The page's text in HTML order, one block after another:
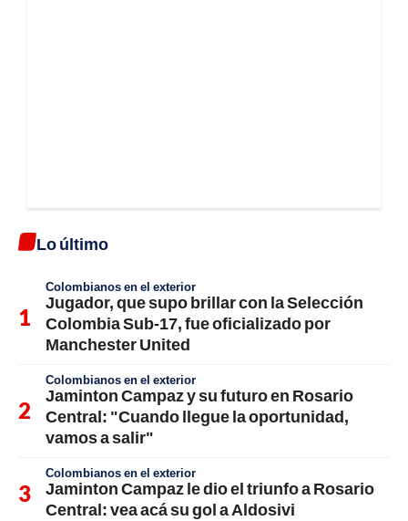
Lo último
Colombianos en el exterior
Jugador, que supo brillar con la Selección
Colombia Sub-17, fue oficializado por
Manchester United
Colombianos en el exterior
Jaminton Campaz y su futuro en Rosario
Central: "Cuando llegue la oportunidad,
vamos a salir"
Colombianos en el exterior
Jaminton Campaz le dio el triunfo a Rosario
Central: vea acá su gol a Aldosivi